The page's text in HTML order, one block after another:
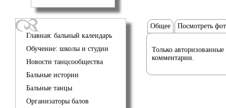
Главная: бальный календарь
Обучение: школы и студии
Новости танцсообщества
Бальные истории
Бальные танцы
Организаторы балов
Общее Посмотреть
Только авторизованные
комментарии.